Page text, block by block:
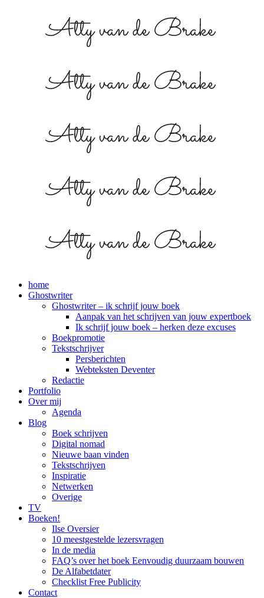
home
Ghostwriter
Ghostwriter – ik schrijf jouw boek
Aanpak van het schrijven van jouw expertboek
Ik schrijf jouw boek – herken deze excuses
Boekpromotie
Tekstschrijver
Persberichten
Webteksten Deventer
Redactie
Portfolio
Over mij
Agenda
Blog
Boek schrijven
Digital nomad
Nieuwe baan vinden
Tekstschrijven
Inspiratie
Netwerken
Overige
TV
Boeken!
Ilse Oversier
10 meestgestelde lezersvragen
In de media
FAQ’s over het boek Eenvoudig duurzaam bouwen
De Alfabetdater
Checklist Free Publicity
Contact